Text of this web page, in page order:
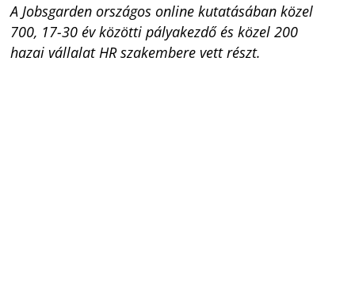
A Jobsgarden országos online kutatásában közel
700, 17-30 év közötti pályakezdő és közel 200
hazai vállalat HR szakembere vett részt.